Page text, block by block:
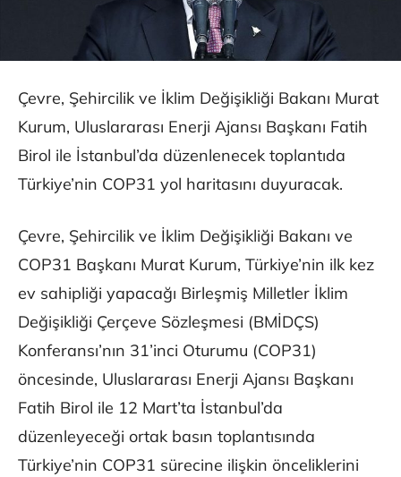
Çevre, Şehircilik ve İklim Değişikliği Bakanı Murat
Kurum, Uluslararası Enerji Ajansı Başkanı Fatih
Birol ile İstanbul’da düzenlenecek toplantıda
Türkiye’nin COP31 yol haritasını duyuracak.
Çevre, Şehircilik ve İklim Değişikliği Bakanı ve
COP31 Başkanı Murat Kurum, Türkiye’nin ilk kez
ev sahipliği yapacağı Birleşmiş Milletler İklim
Değişikliği Çerçeve Sözleşmesi (BMİDÇS)
Konferansı’nın 31’inci Oturumu (COP31)
öncesinde, Uluslararası Enerji Ajansı Başkanı
Fatih Birol ile 12 Mart’ta İstanbul’da
düzenleyeceği ortak basın toplantısında
Türkiye’nin COP31 sürecine ilişkin önceliklerini